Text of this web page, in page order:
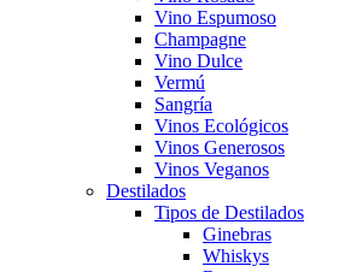
Vino Espumoso
Champagne
Vino Dulce
Vermú
Sangría
Vinos Ecológicos
Vinos Generosos
Vinos Veganos
Destilados
Tipos de Destilados
Ginebras
Whiskys